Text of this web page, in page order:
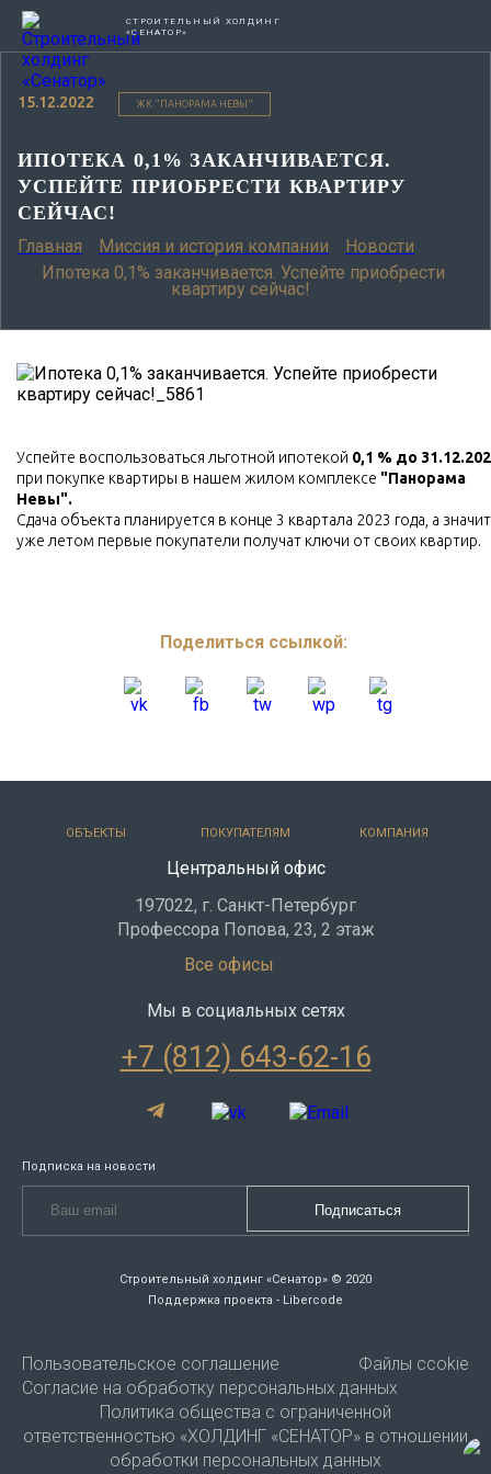
СТРОИТЕЛЬНЫЙ ХОЛДИНГ
«СЕНАТОР»
15.12.2022 ЖК "ПАНОРАМА НЕВЫ"
ИПОТЕКА 0,1% ЗАКАНЧИВАЕТСЯ.
УСПЕЙТЕ ПРИОБРЕСТИ КВАРТИРУ
СЕЙЧАС!
Главная Миссия и история компании
Новости
Ипотека 0,1% заканчивается. Успейте приобрести
квартиру сейчас!
Успейте воспользоваться льготной ипотекой 0,1 % до
при покупке квартиры в нашем жилом комплексе "Панорама
Невы".
Сдача объекта планируется в конце 3 квартала 2023 года, а значит
уже летом первые покупатели получат ключи от своих квартир.
Поделиться ссылкой:
ОБЪЕКТЫ ПОКУПАТЕЛЯМ КОМПАНИЯ
Центральный офис
197022, г. Санкт-Петербург
Профессора Попова, 23, 2 этаж
Все офисы
Мы в социальных сетях
+7 (812) 643-62-16
Подписка на новости
Строительный холдинг «Сенатор» © 2020
Поддержка проекта - Libercode
Пользовательское соглашение
Файлы ccokie
Согласие на обработку персональных данных
Политика общества с ограниченной
ответственностью «ХОЛДИНГ «СЕНАТОР» в отношении
обработки персональных данных